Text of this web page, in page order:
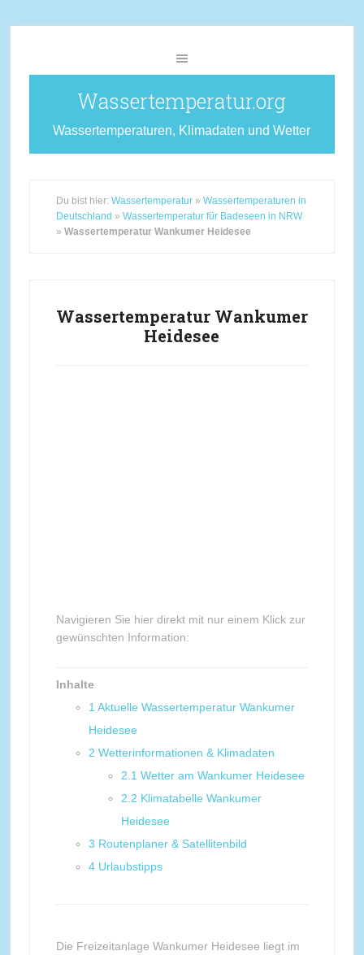
Wassertemperatur.org
Wassertemperaturen, Klimadaten und Wetter
Du bist hier: Wassertemperatur» Wassertemperaturen in
Deutschland » Wassertemperatur für Badeseen in NRW
» Wassertemperatur Wankumer Heidesee
Wassertemperatur Wankumer
Heidesee
Navigieren Sie hier direkt mit nur einem Klick zur
gewünschten Information:
Inhalte
1 Aktuelle Wassertemperatur Wankumer
Heidesee
2 Wetterinformationen & Klimadaten
2.1 Wetter am Wankumer Heidesee
2.2 Klimatabelle Wankumer
Heidesee
3 Routenplaner & Satellitenbild
4 Urlaubstipps
Die Freizeitanlage Wankumer Heidesee liegt im